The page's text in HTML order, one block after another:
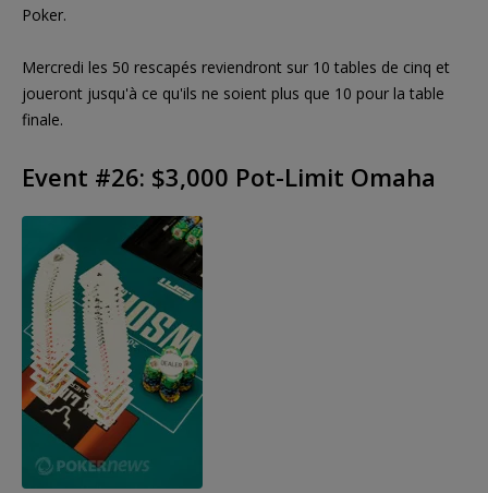
Poker.
Mercredi les 50 rescapés reviendront sur 10 tables de cinq et
joueront jusqu'à ce qu'ils ne soient plus que 10 pour la table
finale.
Event #26: $3,000 Pot-Limit Omaha